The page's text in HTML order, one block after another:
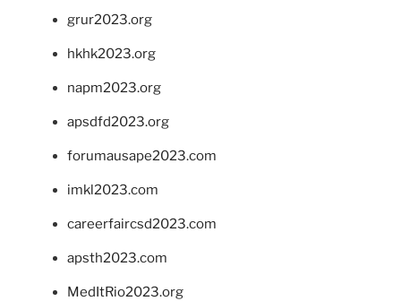
grur2023.org
hkhk2023.org
napm2023.org
apsdfd2023.org
forumausape2023.com
imkl2023.com
careerfaircsd2023.com
apsth2023.com
MedItRio2023.org